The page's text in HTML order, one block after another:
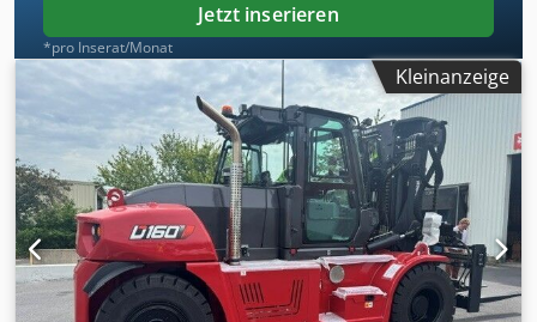
Jetzt inserieren
*pro Inserat/Monat
Kleinanzeige